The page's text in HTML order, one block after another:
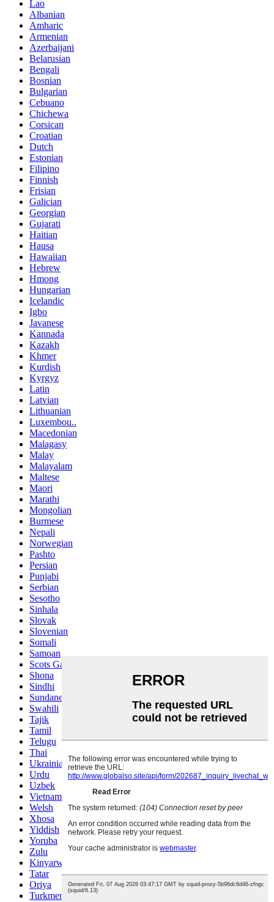
Lao
Albanian
Amharic
Armenian
Azerbaijani
Belarusian
Bengali
Bosnian
Bulgarian
Cebuano
Chichewa
Corsican
Croatian
Dutch
Estonian
Filipino
Finnish
Frisian
Galician
Georgian
Gujarati
Haitian
Hausa
Hawaiian
Hebrew
Hmong
Hungarian
Icelandic
Igbo
Javanese
Kannada
Kazakh
Khmer
Kurdish
Kyrgyz
Latin
Latvian
Lithuanian
Luxembou..
Macedonian
Malagasy
Malay
Malayalam
Maltese
Maori
Marathi
Mongolian
Burmese
Nepali
Norwegian
Pashto
Persian
Punjabi
Serbian
Sesotho
Sinhala
Slovak
Slovenian
Somali
Samoan
Scots Gaelic
Shona
Sindhi
Sundanese
Swahili
Tajik
Tamil
Telugu
Thai
Ukrainian
Urdu
Uzbek
Vietnamese
Welsh
Xhosa
Yiddish
Yoruba
Zulu
Kinyarwanda
Tatar
Oriya
Turkmen